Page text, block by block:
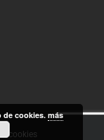
cookies
de cookies.más